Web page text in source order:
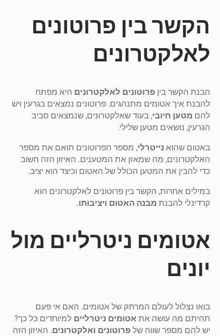
הקשר בין פרוטונים
לאלקטרונים
הבנת הקשר בין פרוטונים לאלקטרונים היא מפתח
להבנת איך אטומים מתנהגים. פרוטונים נמצאים בגרעין ויש
להם מטען חיובי, בעוד שאלקטרונים, שנמצאים סביב
הגרעין, נושאים מטען שלילי.
באטום שהוא נייטרלי, מספר הפרוטונים תואם את מספר
האלקטרונים, מה שמאזן את המטענים. האיזון הזה חשוב
כדי להבין את המטען הכולל של האטום וכיצד הוא יציב.
במילים אחרות, הקשר בין פרוטונים לאלקטרונים הוא
קרדינלי להבנת מבנה האטום ויציבותו.
אטומים ניטרליים מול
יונים
בואו נצלול לעולם המרתק של אטומים. האם אי פעם
תהיתם מה עושה את אטומים ניטרליים למיוחדים כל כך?
יש להם מספר שווה של פרוטונים ואלקטרונים. האיזון הזה